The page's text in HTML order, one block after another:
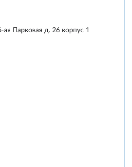
ая Парковая д. 26 корпус 1